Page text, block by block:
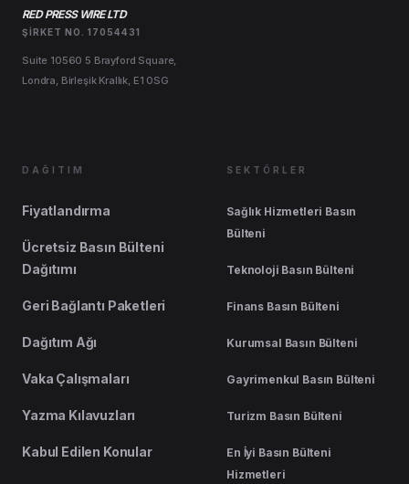
RED PRESS WIRE LTD
ŞIRKET NO. 17054431
Suite 10560 5 Brayford Square,
Londra, Birleşik Krallık, E1 0SG
DAĞITIM
Fiyatlandırma
Ücretsiz Basın Bülteni
Dağıtımı
Geri Bağlantı Paketleri
Dağıtım Ağı
Vaka Çalışmaları
Yazma Kılavuzları
Kabul Edilen Konular
SEKTÖRLER
Sağlık Hizmetleri Basın
Bülteni
Teknoloji Basın Bülteni
Finans Basın Bülteni
Kurumsal Basın Bülteni
Gayrimenkul Basın Bülteni
Turizm Basın Bülteni
En İyi Basın Bülteni
Hizmetleri